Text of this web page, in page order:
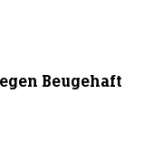
Beugehaft